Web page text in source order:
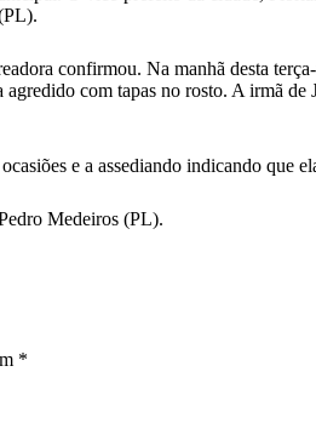
confirmou. Na manhã desta
com tapas no rosto. A irmã
e a assediando indicando que
Medeiros (PL).
*